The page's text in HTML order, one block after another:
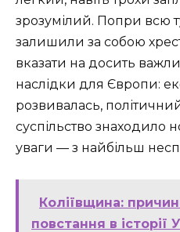
зрозумілий. Попри всю
залишили за собою
вказати на досить
наслідки для Європи:
розвивалась,
суспільство знаходило
уваги — з найбільш
Коліївщина:
повстання в історії